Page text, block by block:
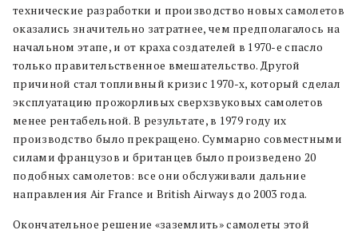
технические разработки и производство новых самолетов
оказались значительно затратнее, чем предполагалось на
начальном этапе, и от краха создателей в 1970-е спасло
только правительственное вмешательство. Другой
причиной стал топливный кризис 1970-х, который сделал
эксплуатацию прожорливых сверхзвуковых самолетов
менее рентабельной. В результате, в 1979 году их
производство было прекращено. Суммарно совместными
силами французов и британцев было произведено 20
подобных самолетов: все они обслуживали дальние
направления Air France и British Airways до 2003 года.
Окончательное решение «заземлить» самолеты этой